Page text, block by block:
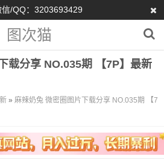
信/QQ：3203693429
图次猫
载分享 NO.035期 【7P】最新
» 麻辣奶兔 微密圈图片下载分享 NO.035期 【7